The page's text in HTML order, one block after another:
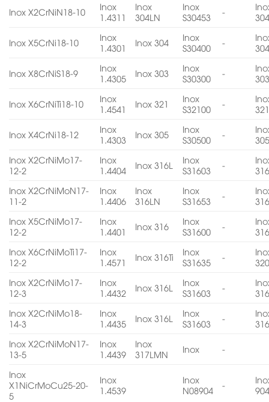
Inox X2CrNiN18-10
Inox
1.4311
Inox
304LN
Inox
S30453
-
Inox X5CrNi18-10
Inox
1.4301
Inox 304
Inox
S30400
-
Inox X8CrNiS18-9
Inox
1.4305
Inox 303
Inox
S30300
-
Inox X6CrNiTi18-10
Inox
1.4541
Inox 321
Inox
S32100
-
Inox X4CrNi18-12
Inox
1.4303
Inox 305
Inox
S30500
-
Inox X2CrNiMo17-
12-2
Inox
1.4404
Inox 316L
Inox
S31603
-
Inox X2CrNiMoN17-
11-2
Inox
1.4406
Inox
316LN
Inox
S31653
-
Inox X5CrNiMo17-
12-2
Inox
1.4401
Inox 316
Inox
S31600
-
Inox X6CrNiMoTi17-
12-2
Inox
1.4571
Inox 316Ti
Inox
S31635
-
Inox X2CrNiMo17-
12-3
Inox
1.4432
Inox 316L
Inox
S31603
-
Inox X2CrNiMo18-
14-3
Inox
1.4435
Inox 316L
Inox
S31603
-
Inox X2CrNiMoN17-
13-5
Inox
1.4439
Inox
317LMN
Inox -
Inox
X1NiCrMoCu25-20-
5
Inox
1.4539
Inox
N08904
-